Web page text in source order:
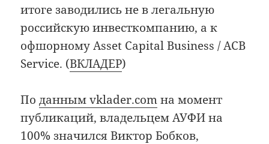
итоге заводились не в легальную
российскую инвесткомпанию, а к
офшорному Asset Capital Business / ACB
Service. (ВКЛАДЕР)
Поданным vklader.comна момент
публикаций, владельцем АУФИ на
100% значился Виктор Бобков,